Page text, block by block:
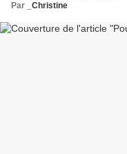
Par
_Christine